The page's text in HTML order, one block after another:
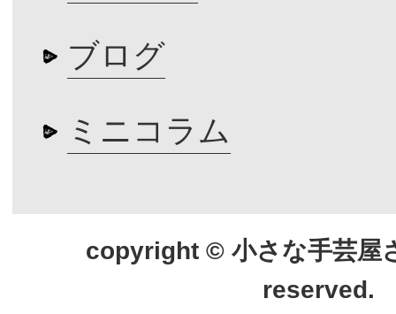
ブログ
ミニコラム
copyright © 小さな手芸屋
reserved.